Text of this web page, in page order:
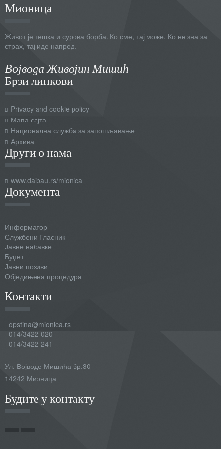
Мионица
Живот је тешка и сурова борба. Ко сме, тај може. Ко не зна за
страх, тај иде напред.
Војвода Живојин Мишић
Брзи линкови
Privacy and cookie policy
Мапа сајта
Национална служба за запошљавање
Архива
Други о нама
www.daibau.rs/mionica
Документа
Информатор
Службени Гласник
Јавне набавке
Буџет
Јавни позиви
Обједињена процедура
Контакти
opstina@mionica.rs
014/3422-020
014/3422-241
Ул. Војводе Мишића бр.30
14242 Мионица
Будите у контакту